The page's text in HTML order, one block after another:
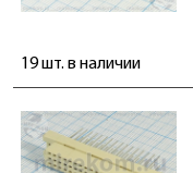
19 шт. в наличии